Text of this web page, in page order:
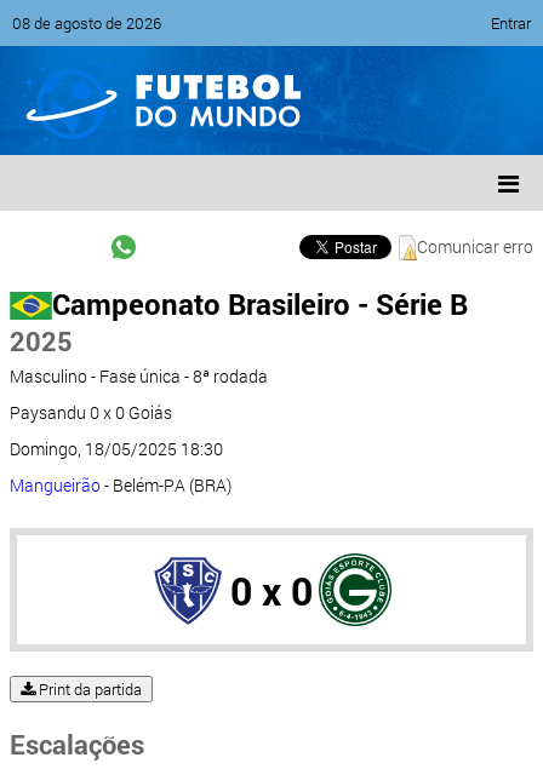
08 de agosto de 2026 Entrar
Comunicar erro
Campeonato Brasileiro - Série B
2025
Masculino - Fase única - 8ª rodada
Paysandu 0 x 0 Goiás
Domingo, 18/05/2025 18:30
Mangueirão- Belém-PA (BRA)
0 x 0
Print da partida
Escalações